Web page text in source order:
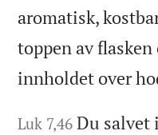
aromatisk,
toppen av
innholdet over
Luk 7,46 Du salvet